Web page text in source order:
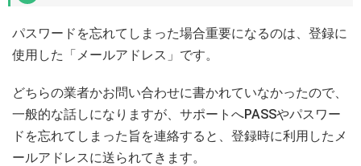
パスワードを忘れてしまった場合重要になるのは、登録に
使用した「メールアドレス」です。
どちらの業者かお問い合わせに書かれていなかったので、
一般的な話しになりますが、サポートへPASSやパスワー
ドを忘れてしまった旨を連絡すると、登録時に利用したメ
ールアドレスに送られてきます。